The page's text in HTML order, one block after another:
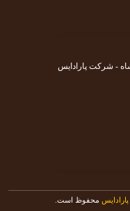
پارادایس محفوظ است.